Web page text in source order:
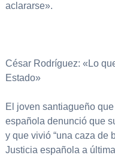
aclararse».
César Rodríguez: «Lo
Estado»
El joven santiagueño
española denunció que
y que vivió “una caza de
Justicia española a